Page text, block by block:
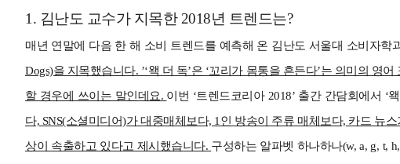
1. 김난도 교수가 지목한 2018년 트렌드는?
매년 연말에 다음 한 해 소비 트렌드를 예측해 온 김난도 서울대 소비자학
Dogs)을 지목했습니다. ’‘왝 더 독’은 ‘꼬리가 몸통을 흔든다’는 의미의 영
할 경우에 쓰이는 말인데요. 이번 ‘트렌드코리아 2018’ 출간 간담회에서 ‘
다, SNS(소셜미디어)가 대중매체보다, 1인 방송이 주류 매체보다, 카드 뉴
상이 속출하고 있다고 제시했습니다. 구성하는 알파벳 하나하나(w, a, g, t,